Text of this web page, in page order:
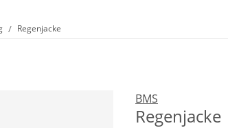
Regenjacke
BMS
Regenjacke